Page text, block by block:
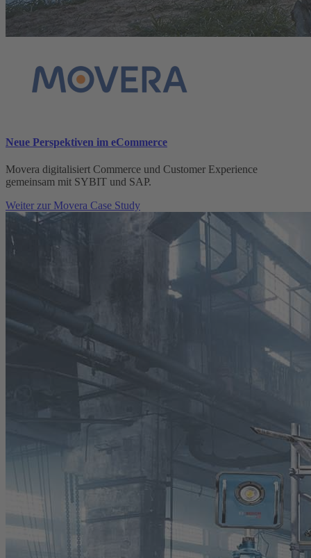
Neue Perspektiven im eCommerce
Movera digitalisiert Commerce und Customer Experience
gemeinsam mit SYBIT und SAP.
Weiter zur Movera Case Study